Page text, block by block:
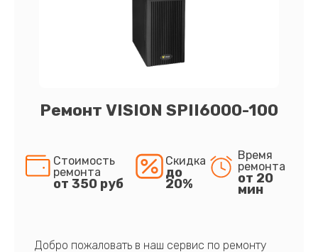
Ремонт VISION SPII6000-100
Стоимость
ремонта
от 350 руб
Скидка
до
20%
Время
ремонта
от 20
мин
Добро пожаловать в наш сервис по ремонту